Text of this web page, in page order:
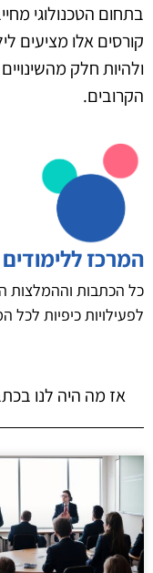
בתחום הטכנולוגי
קורסים אלו מציעים
ולהיות חלק
הקרובים.
המרכז ללימודים
כל הכתבות וההמלצות
לפעילויות כיפיות לכל
אז מה היה לנו